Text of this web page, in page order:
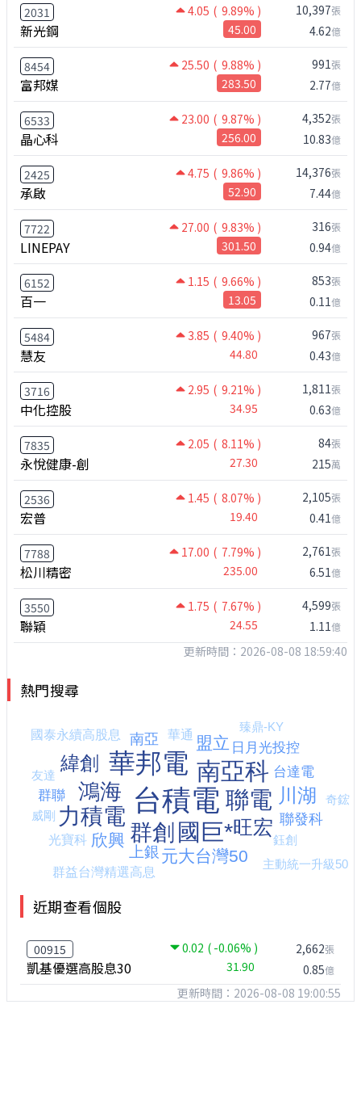
2031 4.05 ( 9.89% )
新光鋼 45.00
10,397張
4.62億
8454 25.50 ( 9.88% )
富邦媒 283.50
991張
2.77億
6533 23.00 ( 9.87% )
晶心科 256.00
4,352張
10.83億
2425 4.75 ( 9.86% )
承啟 52.90
14,376張
7.44億
7722 27.00 ( 9.83% )
LINEPAY 301.50
316張
0.94億
6152 1.15 ( 9.66% )
百一 13.05
853張
0.11億
5484 3.85 ( 9.40% )
慧友 44.80
967張
0.43億
3716 2.95 ( 9.21% )
中化控股 34.95
1,811張
0.63億
7835 2.05 ( 8.11% )
永悅健康-創 27.30
84張
215萬
2536 1.45 ( 8.07% )
宏普 19.40
2,105張
0.41億
7788 17.00 ( 7.79% )
松川精密 235.00
2,761張
6.51億
3550 1.75 ( 7.67% )
聯穎 24.55
4,599張
1.11億
更新時間：2026-08-08 18:59:40
熱門搜尋
近期查看個股
00915 0.02 ( -0.06% )
凱基優選高股息30 31.90
2,662張
0.85億
更新時間：2026-08-08 19:00:55